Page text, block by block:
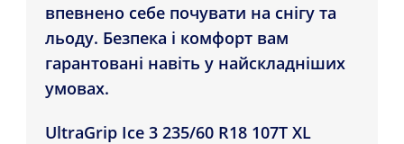
впевнено себе почувати на снігу та
льоду. Безпека і комфорт вам
гарантовані навіть у найскладніших
умовах.
UltraGrip Ice 3 235/60 R18 107T XL